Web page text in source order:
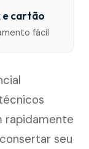
e cartão
fácil
rapidamente
seu